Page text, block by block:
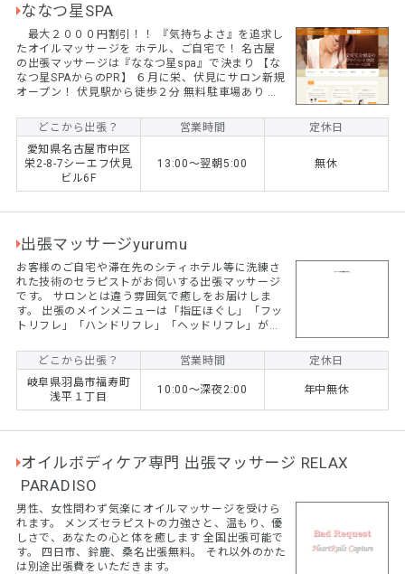
ななつ星SPA
最大２０００円割引！！ 『気持ちよさ』を追求し
たオイルマッサージを ホテル、ご自宅で！ 名古屋
の出張マッサージは『ななつ星spa』で決まり 【な
なつ星SPAからのPR】 ６月に栄、伏見にサロン新規
オープン！ 伏見駅から徒歩２分 無料駐車場あり 完
性セラピストをそろえました。 【オープンイベント
開催中！】 ２０００割引！ 最大割り ※予約受付
で必ず『出張マッサージナビクーポン利用』とお伝
えください。 ※スタンダード１００、１２０でご利
用になれます。 ※２０時～は１０００円割引となり
ます。
どこから出張？ 営業時間
定休日
愛知県名古屋市中区
栄2-8-7シーエフ伏見
ビル6F
13:00〜翌朝5:00 無休
出張マッサージyurumu
お客様のご自宅や滞在先のシティホテル等に洗練さ
れた技術のセラピストがお伺いする出張マッサージ
です。 サロンとは違う雰囲気で癒しをお届けしま
す。 出張のメインメニューは「指圧ほぐし」「フッ
トリフレ」「ハンドリフレ」「ヘッドリフレ」があ
すし、カップルやご夫婦などペアでのご依頼も大歓
迎です。
どこから出張？ 営業時間
定休日
岐阜県羽島市福寿町
浅平１丁目
10:00～深夜2:00 年中無休
オイルボディケア専門 出張マッサージ RELAX
PARADISO
男性、女性問わず気楽にオイルマッサージを受けら
れます。 メンズセラピストの力強さと、温もり、優
しさで、あなたの心と体を癒します 全国出張可能で
す。 四日市、鈴鹿、桑名出張無料。 それ以外のかた
は別途出張費をいただきます。